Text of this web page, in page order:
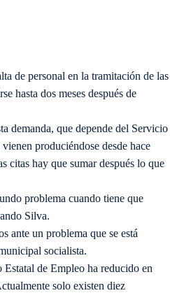
de personal en la tramitación de las
hasta dos meses después de
demanda, que depende del Servicio
produciéndose desde hace
citas hay que sumar después lo que
problema cuando tiene que
Silva.
ante un problema que se está
socialista.
de Empleo ha reducido en
solo existen diez